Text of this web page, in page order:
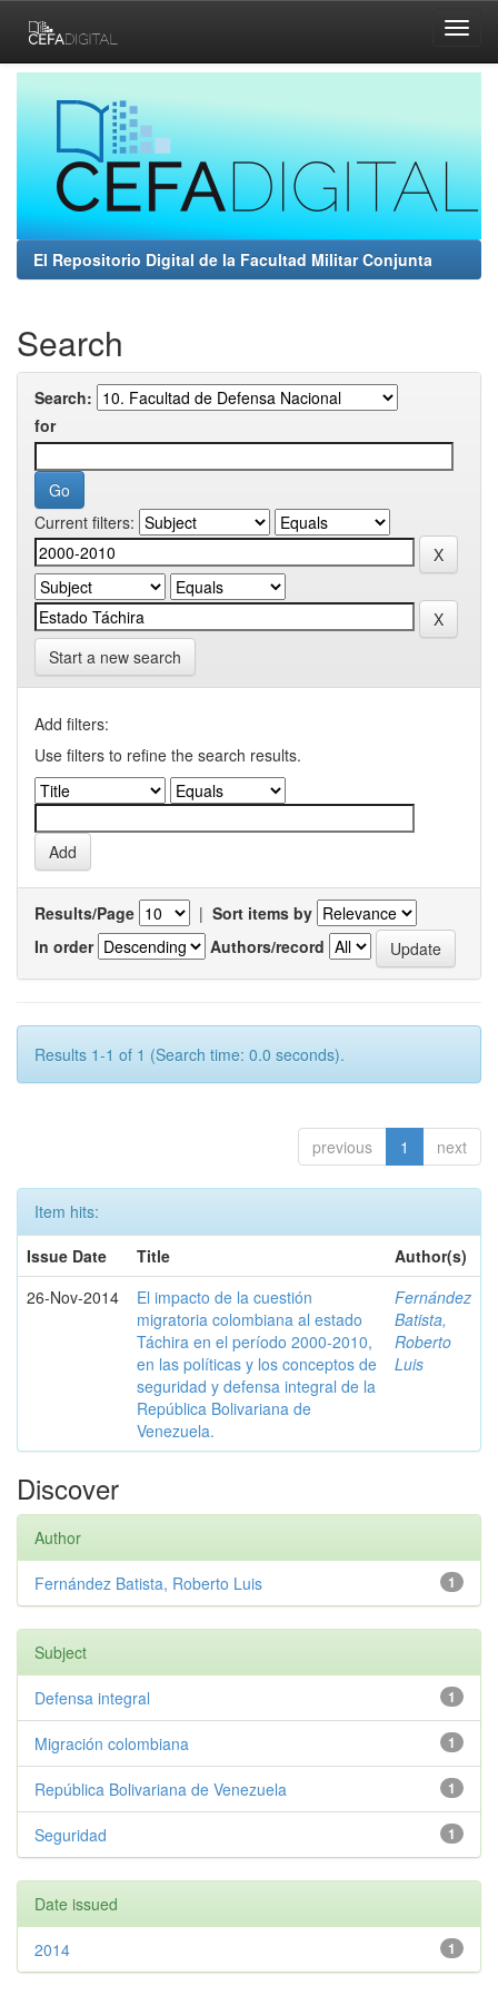
navigation
El Repositorio Digital de la Facultad Militar Conjunta
Search
Search:
for
Current filters:
Start a new search
Add filters:
Use filters to refine the search results.
Results/Page | Sort items by
In order
Authors/record
Results 1-1 of 1 (Search time: 0.0 seconds).
previous 1 next
Item hits:
Issue Date
Title
Author(s)
26-Nov-2014
El impacto de la cuestión
migratoria colombiana al estado
Táchira en el período 2000-2010,
en las políticas y los conceptos de
seguridad y defensa integral de la
República Bolivariana de
Venezuela.
Fernández
Batista,
Roberto
Luis
Discover
Author
1
Fernández Batista, Roberto Luis
Subject
1
Defensa integral
1
Migración colombiana
1
República Bolivariana de Venezuela
1
Seguridad
Date issued
1
2014